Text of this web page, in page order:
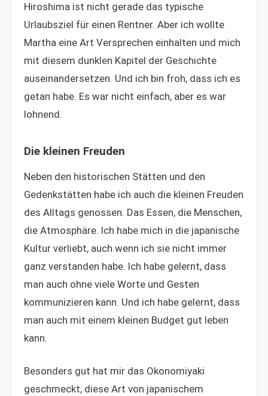
Hiroshima ist nicht gerade das typische
Urlaubsziel für einen Rentner. Aber ich wollte
Martha eine Art Versprechen einhalten und mich
mit diesem dunklen Kapitel der Geschichte
auseinandersetzen. Und ich bin froh, dass ich es
getan habe. Es war nicht einfach, aber es war
lohnend.
Die kleinen Freuden
Neben den historischen Stätten und den
Gedenkstätten habe ich auch die kleinen Freuden
des Alltags genossen. Das Essen, die Menschen,
die Atmosphäre. Ich habe mich in die japanische
Kultur verliebt, auch wenn ich sie nicht immer
ganz verstanden habe. Ich habe gelernt, dass
man auch ohne viele Worte und Gesten
kommunizieren kann. Und ich habe gelernt, dass
man auch mit einem kleinen Budget gut leben
kann.
Besonders gut hat mir das Okonomiyaki
geschmeckt, diese Art von japanischem